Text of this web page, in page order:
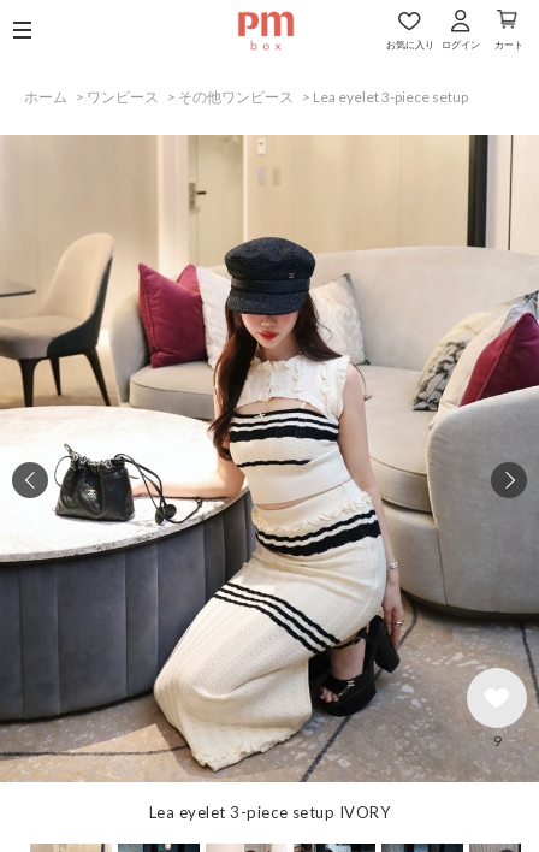
お気に入り ログイン カート
ホーム > ワンピース > その他ワンピース > Lea eyelet 3-piece setup
Lea eyelet 3-piece setup IVORY
9